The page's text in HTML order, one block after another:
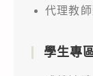
代理教
學生專